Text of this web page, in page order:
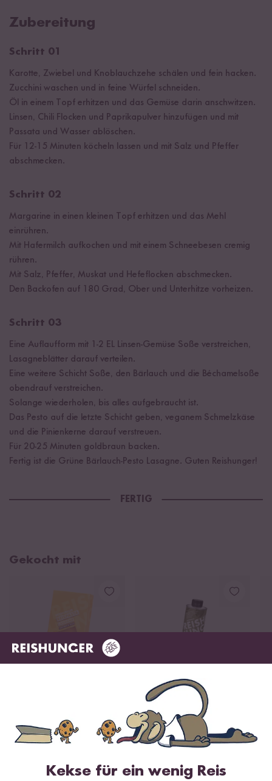
Zubereitung
Schritt 01
Karotte, Zwiebel und Knoblauchzehe schälen und fein hacken.
Zucchini waschen und in feine Würfel schneiden.
Öl in einem Topf erhitzen und das Gemüse darin anschwitzen.
Linsen, Chili Flocken und Paprikapulver hinzufügen und mit
Passata und Wasser ablöschen.
Für 12-15 Minuten köcheln lassen und mit Salz und Pfeffer
abschmecken.
Schritt 02
Margarine in einen kleinen Topf erhitzen und das Mehl
einrühren.
Mit Hafermilch aufkochen und mit einem Schneebesen cremig
rühren.
Mit Salz, Pfeffer, Muskat und Hefeflocken abschmecken.
Den Backofen auf 180 Grad, Ober und Unterhitze vorheizen.
Schritt 03
Eine Auflaufform mit 1-2 EL Linsen-Gemüse Soße verstreichen,
Lasagneblätter darauf verteilen.
Eine weitere Schicht Soße, den Bärlauch und die Béchamelsoße
obendrauf verstreichen.
Solange wiederholen, bis alles aufgebraucht ist.
Das Pesto auf die letzte Schicht geben, veganem Schmelzkäse
und die Pinienkerne darauf verstreuen.
Für 20-25 Minuten goldbraun backen.
Fertig ist die Grüne Bärlauch-Pesto Lasagne. Guten Reishunger!
FERTIG
Gekocht mit
Reispasta Lasagne
aus Reis und Mais
16
Natives Olivenöl
Extra
ab 12,99 €25,98 € / L
Kekse für ein wenig Reis